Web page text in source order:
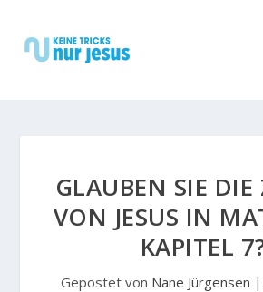
GLAUBEN SIE DIE
VON JESUS IN
KAPITEL
Gepostet von Nane Jürgensen |